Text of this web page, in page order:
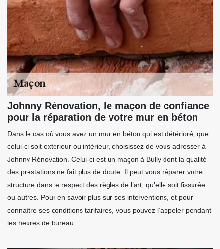
Johnny Rénovation, le maçon de confiance
pour la réparation de votre mur en béton
Dans le cas où vous avez un mur en béton qui est détérioré, que
celui-ci soit extérieur ou intérieur, choisissez de vous adresser à
Johnny Rénovation. Celui-ci est un maçon à Bully dont la qualité
des prestations ne fait plus de doute. Il peut vous réparer votre
structure dans le respect des règles de l’art, qu’elle soit fissurée
ou autres. Pour en savoir plus sur ses interventions, et pour
connaître ses conditions tarifaires, vous pouvez l’appeler pendant
les heures de bureau.